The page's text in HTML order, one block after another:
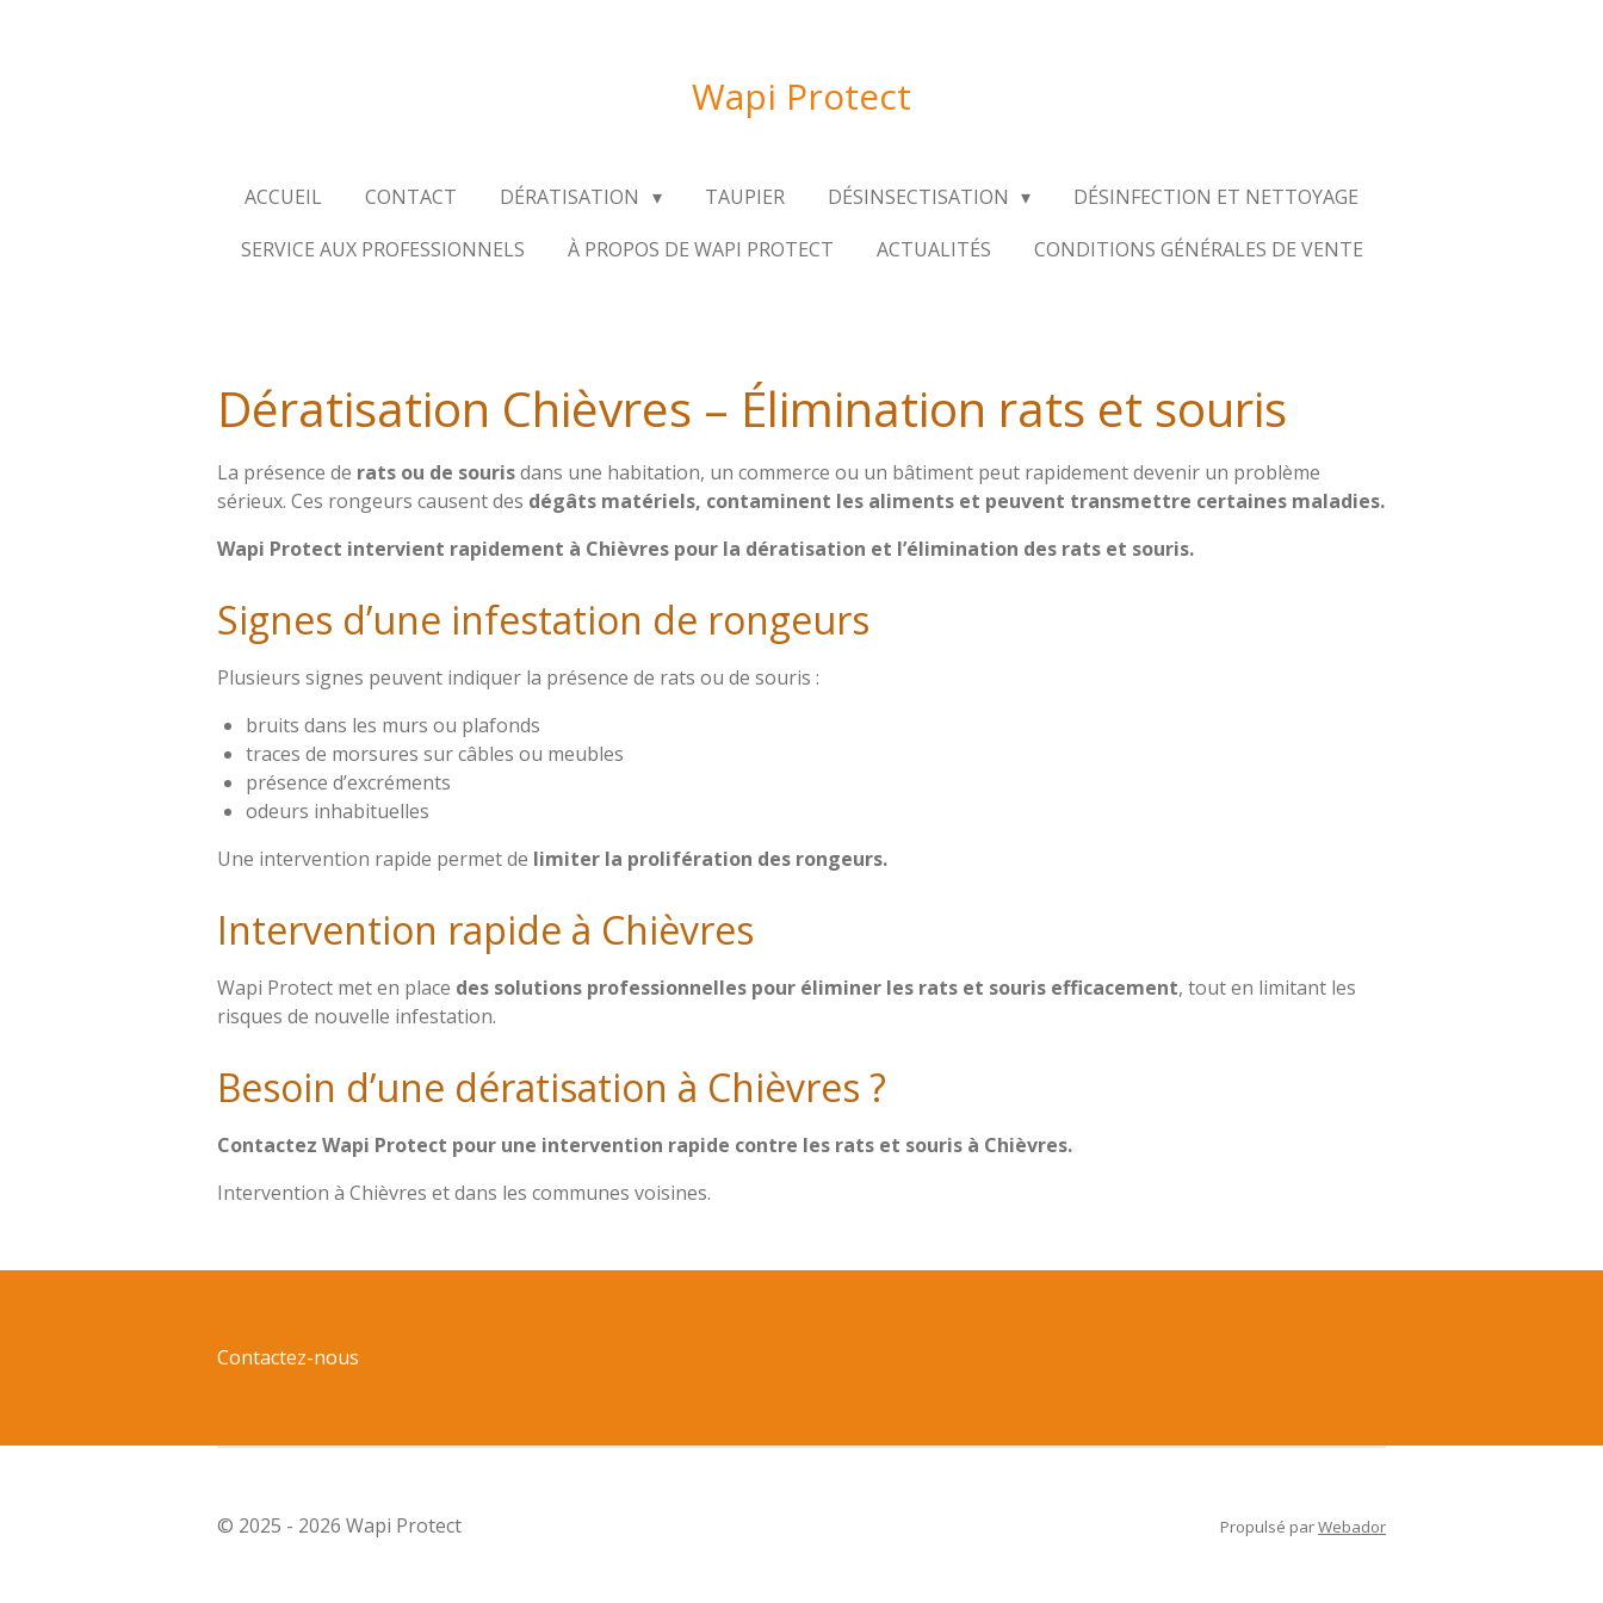
Wapi Protect
ACCUEIL CONTACT DÉRATISATION TAUPIER DÉSINSECTISATION
DÉSINFECTION ET NETTOYAGE
SERVICE AUX PROFESSIONNELS
À PROPOS DE WAPI PROTECT ACTUALITÉS CONDITIONS GÉNÉRALES DE VENTE
Dératisation Chièvres – Élimination rats et souris
La présence de rats ou de sourisdans une habitation, un commerce ou un bâtiment peut rapidement devenir un problème
sérieux. Ces rongeurs causent des dégâts matériels, contaminent les aliments et peuvent transmettre certaines maladies.
Wapi Protect intervient rapidement à Chièvres pour la dératisation et l’élimination des rats et souris.
Signes d’une infestation de rongeurs
Plusieurs signes peuvent indiquer la présence de rats ou de souris :
bruits dans les murs ou plafonds
traces de morsures sur câbles ou meubles
présence d’excréments
odeurs inhabituelles
Une intervention rapide permet de limiter la prolifération des rongeurs.
Intervention rapide à Chièvres
Wapi Protect met en place des solutions professionnelles pour éliminer les rats et souris efficacement, tout en limitant les
risques de nouvelle infestation.
Besoin d’une dératisation à Chièvres ?
Contactez Wapi Protect pour une intervention rapide contre les rats et souris à Chièvres.
Intervention à Chièvres et dans les communes voisines.
Contactez-nous
© 2025 - 2026 Wapi Protect Propulsé parWebador